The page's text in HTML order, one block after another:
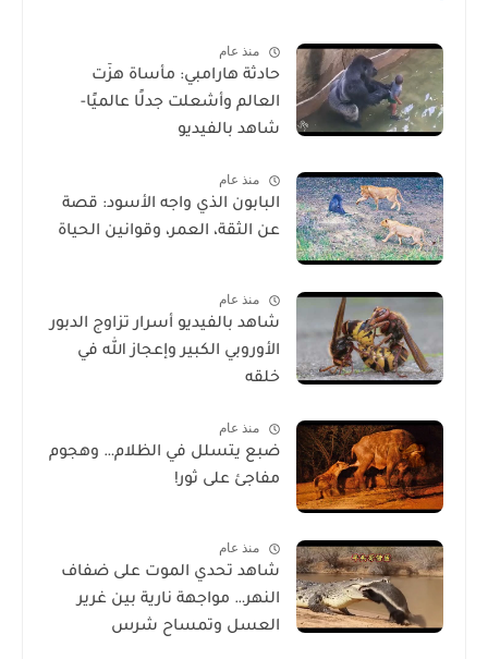
منذ عام
حادثة هارامبي: مأساة هزّت
العالم وأشعلت جدلًا عالميًا-
شاهد بالفيديو
منذ عام
البابون الذي واجه الأسود: قصة
عن الثقة، العمر، وقوانين الحياة
منذ عام
شاهد بالفيديو أسرار تزاوج الدبور
الأوروبي الكبير وإعجاز الله في
خلقه
منذ عام
ضبع يتسلل في الظلام… وهجوم
مفاجئ على ثور!
منذ عام
شاهد تحدي الموت على ضفاف
النهر… مواجهة نارية بين غرير
العسل وتمساح شرس